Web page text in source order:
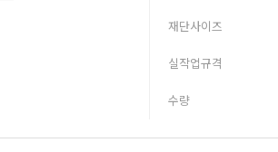
재단사이즈
실작업규격
수량